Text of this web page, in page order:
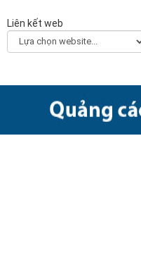
và đổi mới sáng tạo
2330/QĐ-TTg - 21/10/2025
chuyển đổi số năm 2026
5511/BKHCN-CĐSQG -
Liên kết web